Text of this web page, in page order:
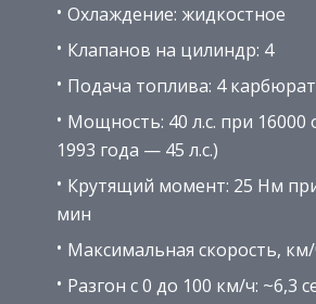
Охлаждение: жидкостное
Клапанов на цилиндр: 4
Подача топлива: 4
Мощность: 40 л.с. при 16000
1993 года — 45 л.с.)
Крутящий момент: 25 Нм
мин
Максимальная скорость, км/
Разгон с 0 до 100 км/ч: ~6,3